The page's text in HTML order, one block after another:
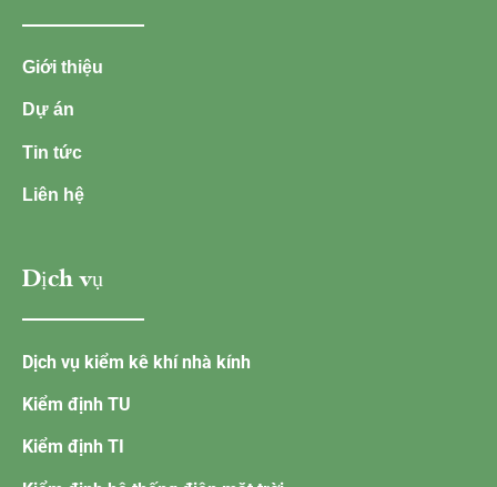
Giới thiệu
Dự án
Tin tức
Liên hệ
Dịch vụ
Dịch vụ kiểm kê khí nhà kính
Kiểm định TU
Kiểm định TI